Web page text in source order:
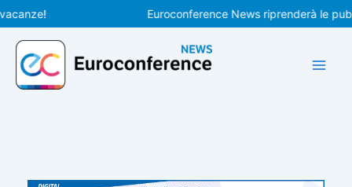
Vai
al
contenuto
Euroconference News riprenderà le